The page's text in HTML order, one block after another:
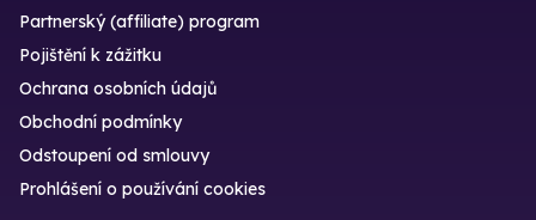
Partnerský (affiliate) program
Pojištění k zážitku
Ochrana osobních údajů
Obchodní podmínky
Odstoupení od smlouvy
Prohlášení o používání cookies